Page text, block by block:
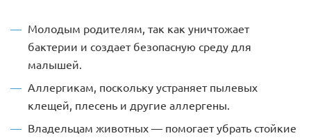
Молодым родителям, так как уничтожает
бактерии и создает безопасную среду для
малышей.
Аллергикам, поскольку устраняет пылевых
клещей, плесень и другие аллергены.
Владельцам животных — помогает убрать стойкие